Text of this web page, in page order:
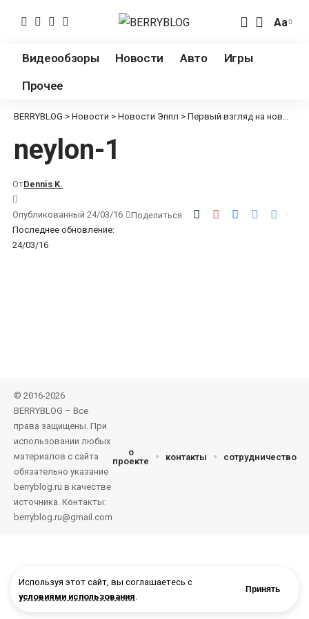
Используя этот сайт, вы соглашаетесь с
условиями использования.
Принять
Аа
Видеообзоры Новости Авто
Игры
Прочее
BERRYBLOG > Новости > Новости Эппл > Первый взгляд на новый ремешок из плетеного нейлона для Apple Watch
neylon-1
Последнее обновление:
24/03/16
ОтDennis K.
Опубликованный 24/03/16 Поделиться
© 2016-2026
BERRYBLOG – Все
права защищены. При
использовании любых
материалов с сайта
обязательно указание
berryblog.ru в качестве
источника. Контакты:
berryblog.ru@gmail.com
о
проекте
контакты сотрудничество